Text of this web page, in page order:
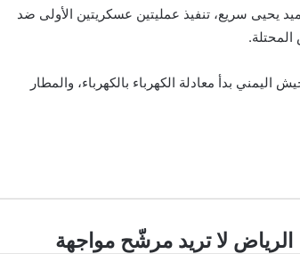
يحيى سريع، تنفيذ عمليتين عسكريتين الأولى ضد
بدأ معادلة الكهرباء بالكهرباء، والمطار
الرياض لا تريد مرشّح مواجهة